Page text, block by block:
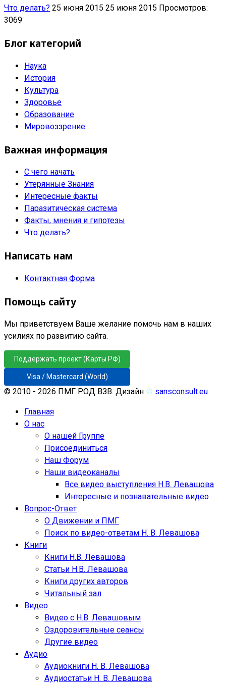
Что делать? 25 июня 2015 25 июня 2015 Просмотров:
3069
Блог категорий
Наука
История
Культура
Здоровье
Образование
Мировоззрение
Важная информация
С чего начать
Утерянные Знания
Интересные факты
Паразитическая система
Факты, мнения и гипотезы
Что делать?
Написать нам
Контактная Форма
Помощь сайту
Мы приветствуем Ваше желание помочь нам в наших
усилиях по развитию сайта.
Поддержать проект (Карты РФ)
Visa / Mastercard (World)
© 2010 - 2026 ПМГ РОД ВЗВ. Дизайн ♲ sansconsult.eu
Главная
О нас
О нашей Группе
Присоединиться
Наш Форум
Наши видеоканалы
Все видео выступления Н.В. Левашова
Интересные и познавательные видео
Вопрос-Ответ
О Движении и ПМГ
Поиск по видео-ответам Н. В. Левашова
Книги
Книги Н.В. Левашова
Статьи Н.В. Левашова
Книги других авторов
Читальный зал
Видео
Видео с Н.В. Левашовым
Оздоровительные сеансы
Другие видео
Аудио
Аудиокниги Н. В. Левашова
Аудиостатьи Н. В. Левашова